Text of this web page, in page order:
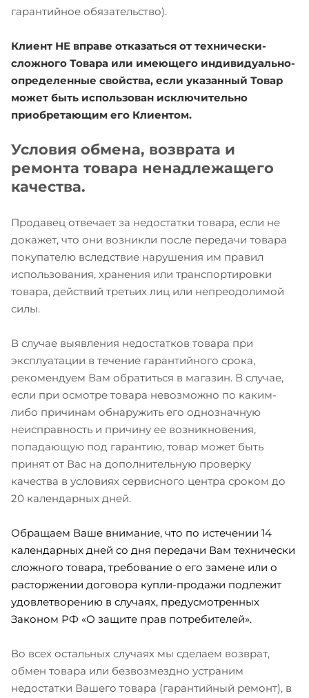
гарантийное обязательство).
Клиент НЕ вправе отказаться от технически-
сложного Товара или имеющего индивидуально-
определенные свойства, если указанный Товар
может быть использован исключительно
приобретающим его Клиентом.
Условия обмена, возврата и
ремонта товара ненадлежащего
качества.
Продавец отвечает за недостатки товара, если не
докажет, что они возникли после передачи товара
покупателю вследствие нарушения им правил
использования, хранения или транспортировки
товара, действий третьих лиц или непреодолимой
силы.
В случае выявления недостатков товара при
эксплуатации в течение гарантийного срока,
рекомендуем Вам обратиться в магазин. В случае,
если при осмотре товара невозможно по каким-
либо причинам обнаружить его однозначную
неисправность и причину ее возникновения,
попадающую под гарантию, товар может быть
принят от Вас на дополнительную проверку
качества в условиях сервисного центра сроком до
20 календарных дней.
Обращаем Ваше внимание, что по истечении 14
календарных дней со дня передачи Вам технически
сложного товара, требование о его замене или о
расторжении договора купли-продажи подлежит
удовлетворению в случаях, предусмотренных
Законом РФ «О защите прав потребителей».
Во всех остальных случаях мы сделаем возврат,
обмен товара или безвозмездно устраним
недостатки Вашего товара (гарантийный ремонт), в